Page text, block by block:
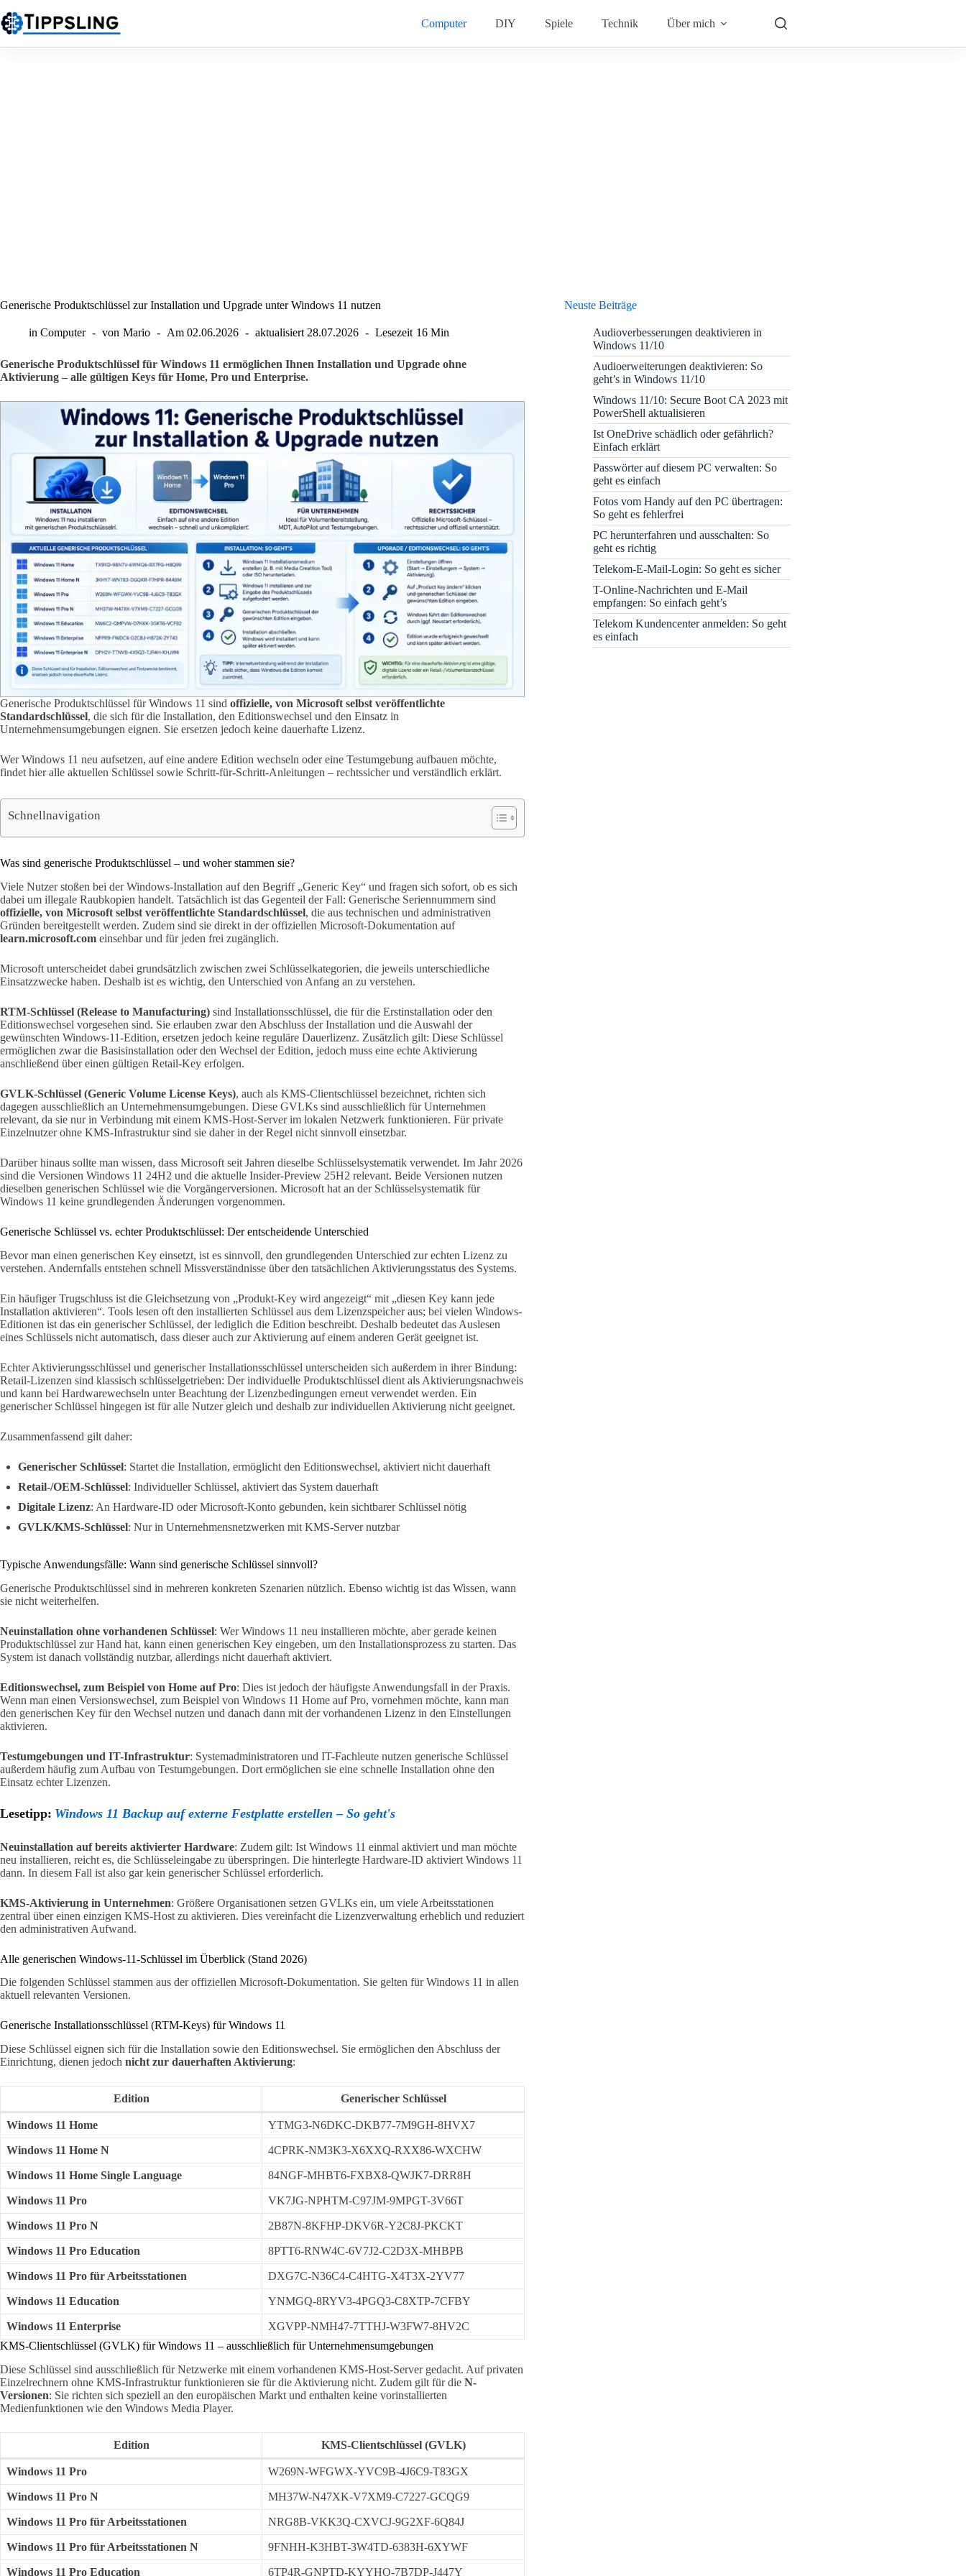
Inhalt
springen
Computer DIY Spiele Technik Über mich
Generische Produktschlüssel zur Installation und Upgrade unter Windows 11 nutzen
in Computer von Mario Am 02.06.2026 aktualisiert 28.07.2026 Lesezeit 16 Min
Generische Produktschlüssel für Windows 11 ermöglichen Ihnen Installation und Upgrade ohne
Aktivierung – alle gültigen Keys für Home, Pro und Enterprise.
Generische Produktschlüssel für Windows 11 sind offizielle, von Microsoft selbst veröffentlichte
Standardschlüssel, die sich für die Installation, den Editionswechsel und den Einsatz in
Unternehmensumgebungen eignen. Sie ersetzen jedoch keine dauerhafte Lizenz.
Wer Windows 11 neu aufsetzen, auf eine andere Edition wechseln oder eine Testumgebung aufbauen möchte,
findet hier alle aktuellen Schlüssel sowie Schritt-für-Schritt-Anleitungen – rechtssicher und verständlich erklärt.
Schnellnavigation
Was sind generische Produktschlüssel – und woher stammen sie?
Viele Nutzer stoßen bei der Windows-Installation auf den Begriff „Generic Key“ und fragen sich sofort, ob es sich
dabei um illegale Raubkopien handelt. Tatsächlich ist das Gegenteil der Fall: Generische Seriennummern sind
offizielle, von Microsoft selbst veröffentlichte Standardschlüssel, die aus technischen und administrativen
Gründen bereitgestellt werden. Zudem sind sie direkt in der offiziellen Microsoft-Dokumentation auf
learn.microsoft.com einsehbar und für jeden frei zugänglich.
Microsoft unterscheidet dabei grundsätzlich zwischen zwei Schlüsselkategorien, die jeweils unterschiedliche
Einsatzzwecke haben. Deshalb ist es wichtig, den Unterschied von Anfang an zu verstehen.
RTM-Schlüssel (Release to Manufacturing) sind Installationsschlüssel, die für die Erstinstallation oder den
Editionswechsel vorgesehen sind. Sie erlauben zwar den Abschluss der Installation und die Auswahl der
gewünschten Windows-11-Edition, ersetzen jedoch keine reguläre Dauerlizenz. Zusätzlich gilt: Diese Schlüssel
ermöglichen zwar die Basisinstallation oder den Wechsel der Edition, jedoch muss eine echte Aktivierung
anschließend über einen gültigen Retail-Key erfolgen.
GVLK-Schlüssel (Generic Volume License Keys), auch als KMS-Clientschlüssel bezeichnet, richten sich
dagegen ausschließlich an Unternehmensumgebungen. Diese GVLKs sind ausschließlich für Unternehmen
relevant, da sie nur in Verbindung mit einem KMS-Host-Server im lokalen Netzwerk funktionieren. Für private
Einzelnutzer ohne KMS-Infrastruktur sind sie daher in der Regel nicht sinnvoll einsetzbar.
Darüber hinaus sollte man wissen, dass Microsoft seit Jahren dieselbe Schlüsselsystematik verwendet. Im Jahr 2026
sind die Versionen Windows 11 24H2 und die aktuelle Insider-Preview 25H2 relevant. Beide Versionen nutzen
dieselben generischen Schlüssel wie die Vorgängerversionen. Microsoft hat an der Schlüsselsystematik für
Windows 11 keine grundlegenden Änderungen vorgenommen.
Generische Schlüssel vs. echter Produktschlüssel: Der entscheidende Unterschied
Bevor man einen generischen Key einsetzt, ist es sinnvoll, den grundlegenden Unterschied zur echten Lizenz zu
verstehen. Andernfalls entstehen schnell Missverständnisse über den tatsächlichen Aktivierungsstatus des Systems.
Ein häufiger Trugschluss ist die Gleichsetzung von „Produkt-Key wird angezeigt“ mit „diesen Key kann jede
Installation aktivieren“. Tools lesen oft den installierten Schlüssel aus dem Lizenzspeicher aus; bei vielen Windows-
Editionen ist das ein generischer Schlüssel, der lediglich die Edition beschreibt. Deshalb bedeutet das Auslesen
eines Schlüssels nicht automatisch, dass dieser auch zur Aktivierung auf einem anderen Gerät geeignet ist.
Echter Aktivierungsschlüssel und generischer Installationsschlüssel unterscheiden sich außerdem in ihrer Bindung:
Retail-Lizenzen sind klassisch schlüsselgetrieben: Der individuelle Produktschlüssel dient als Aktivierungsnachweis
und kann bei Hardwarewechseln unter Beachtung der Lizenzbedingungen erneut verwendet werden. Ein
generischer Schlüssel hingegen ist für alle Nutzer gleich und deshalb zur individuellen Aktivierung nicht geeignet.
Zusammenfassend gilt daher:
Generischer Schlüssel: Startet die Installation, ermöglicht den Editionswechsel, aktiviert nicht dauerhaft
Retail-/OEM-Schlüssel: Individueller Schlüssel, aktiviert das System dauerhaft
Digitale Lizenz: An Hardware-ID oder Microsoft-Konto gebunden, kein sichtbarer Schlüssel nötig
GVLK/KMS-Schlüssel: Nur in Unternehmensnetzwerken mit KMS-Server nutzbar
Typische Anwendungsfälle: Wann sind generische Schlüssel sinnvoll?
Generische Produktschlüssel sind in mehreren konkreten Szenarien nützlich. Ebenso wichtig ist das Wissen, wann
sie nicht weiterhelfen.
Neuinstallation ohne vorhandenen Schlüssel: Wer Windows 11 neu installieren möchte, aber gerade keinen
Produktschlüssel zur Hand hat, kann einen generischen Key eingeben, um den Installationsprozess zu starten. Das
System ist danach vollständig nutzbar, allerdings nicht dauerhaft aktiviert.
Editionswechsel, zum Beispiel von Home auf Pro: Dies ist jedoch der häufigste Anwendungsfall in der Praxis.
Wenn man einen Versionswechsel, zum Beispiel von Windows 11 Home auf Pro, vornehmen möchte, kann man
den generischen Key für den Wechsel nutzen und danach dann mit der vorhandenen Lizenz in den Einstellungen
aktivieren.
Testumgebungen und IT-Infrastruktur: Systemadministratoren und IT-Fachleute nutzen generische Schlüssel
außerdem häufig zum Aufbau von Testumgebungen. Dort ermöglichen sie eine schnelle Installation ohne den
Einsatz echter Lizenzen.
Lesetipp: Windows 11 Backup auf externe Festplatte erstellen – So geht's
Neuinstallation auf bereits aktivierter Hardware: Zudem gilt: Ist Windows 11 einmal aktiviert und man möchte
neu installieren, reicht es, die Schlüsseleingabe zu überspringen. Die hinterlegte Hardware-ID aktiviert Windows 11
dann. In diesem Fall ist also gar kein generischer Schlüssel erforderlich.
KMS-Aktivierung in Unternehmen: Größere Organisationen setzen GVLKs ein, um viele Arbeitsstationen
zentral über einen einzigen KMS-Host zu aktivieren. Dies vereinfacht die Lizenzverwaltung erheblich und reduziert
den administrativen Aufwand.
Alle generischen Windows-11-Schlüssel im Überblick (Stand 2026)
Die folgenden Schlüssel stammen aus der offiziellen Microsoft-Dokumentation. Sie gelten für Windows 11 in allen
aktuell relevanten Versionen.
Generische Installationsschlüssel (RTM-Keys) für Windows 11
Diese Schlüssel eignen sich für die Installation sowie den Editionswechsel. Sie ermöglichen den Abschluss der
Einrichtung, dienen jedoch nicht zur dauerhaften Aktivierung:
Edition Generischer Schlüssel
Windows 11 Home YTMG3-N6DKC-DKB77-7M9GH-8HVX7
Windows 11 Home N 4CPRK-NM3K3-X6XXQ-RXX86-WXCHW
Windows 11 Home Single Language 84NGF-MHBT6-FXBX8-QWJK7-DRR8H
Windows 11 Pro VK7JG-NPHTM-C97JM-9MPGT-3V66T
Windows 11 Pro N 2B87N-8KFHP-DKV6R-Y2C8J-PKCKT
Windows 11 Pro Education 8PTT6-RNW4C-6V7J2-C2D3X-MHBPB
Windows 11 Pro für Arbeitsstationen DXG7C-N36C4-C4HTG-X4T3X-2YV77
Windows 11 Education YNMGQ-8RYV3-4PGQ3-C8XTP-7CFBY
Windows 11 Enterprise
XGVPP-NMH47-7TTHJ-W3FW7-8HV2C
KMS-Clientschlüssel (GVLK) für Windows 11 – ausschließlich für Unternehmensumgebungen
Diese Schlüssel sind ausschließlich für Netzwerke mit einem vorhandenen KMS-Host-Server gedacht. Auf privaten
Einzelrechnern ohne KMS-Infrastruktur funktionieren sie für die Aktivierung nicht. Zudem gilt für die N-
Versionen: Sie richten sich speziell an den europäischen Markt und enthalten keine vorinstallierten
Medienfunktionen wie den Windows Media Player.
Edition KMS-Clientschlüssel (GVLK)
Windows 11 Pro W269N-WFGWX-YVC9B-4J6C9-T83GX
Windows 11 Pro N MH37W-N47XK-V7XM9-C7227-GCQG9
Windows 11 Pro für Arbeitsstationen NRG8B-VKK3Q-CXVCJ-9G2XF-6Q84J
Windows 11 Pro für Arbeitsstationen N 9FNHH-K3HBT-3W4TD-6383H-6XYWF
Windows 11 Pro Education 6TP4R-GNPTD-KYYHQ-7B7DP-J447Y
Neuste Beiträge
Audioverbesserungen deaktivieren in
Windows 11/10
Audioerweiterungen deaktivieren: So
geht’s in Windows 11/10
Windows 11/10: Secure Boot CA 2023 mit
PowerShell aktualisieren
Ist OneDrive schädlich oder gefährlich?
Einfach erklärt
Passwörter auf diesem PC verwalten: So
geht es einfach
Fotos vom Handy auf den PC übertragen:
So geht es fehlerfrei
PC herunterfahren und ausschalten: So
geht es richtig
Telekom-E-Mail-Login: So geht es sicher
T-Online-Nachrichten und E-Mail
empfangen: So einfach geht’s
Telekom Kundencenter anmelden: So geht
es einfach